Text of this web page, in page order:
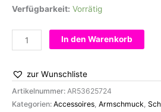
Verfügbarkeit: Vorrätig
Armband
-
-
lila
Menge
In den Warenkorb
zur Wunschliste
Artikelnummer: AR53625724
Kategorien: Accessoires, Armschmuck,